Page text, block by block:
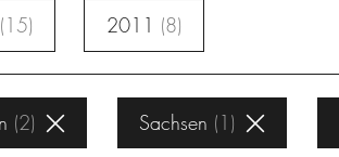
15 2011 8
2 Sachsen 1